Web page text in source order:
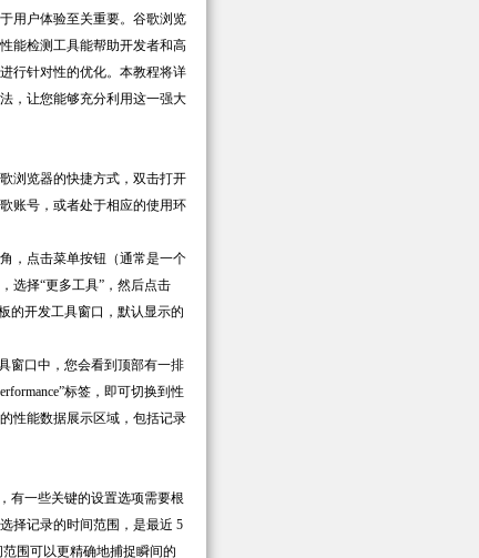
用户体验至关重要。谷歌浏览
能检测工具能帮助开发者和高
行针对性的优化。本教程将详
，让您能够充分利用这一强大
浏览器的快捷方式，双击打开
账号，或者处于相应的使用环
，点击菜单按钮（通常是一个
选择“更多工具”，然后点击
的开发工具窗口，默认显示的
窗口中，您会看到顶部有一排
标签，即可切换到性
性能数据展示区域，包括记录
有一些关键的设置选项需要根
择记录的时间范围，是最近 5
围可以更精确地捕捉瞬间的